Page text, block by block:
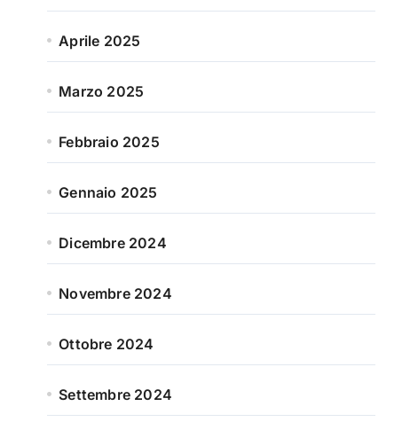
Aprile 2025
Marzo 2025
Febbraio 2025
Gennaio 2025
Dicembre 2024
Novembre 2024
Ottobre 2024
Settembre 2024